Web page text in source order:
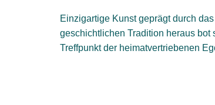
Einzigartige Kunst geprägt durch
geschichtlichen Tradition heraus bot
Treffpunkt der heimatvertriebenen